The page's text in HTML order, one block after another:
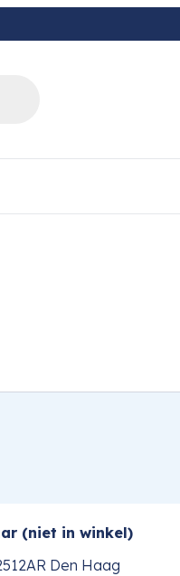
(niet in winkel)
Den Haag